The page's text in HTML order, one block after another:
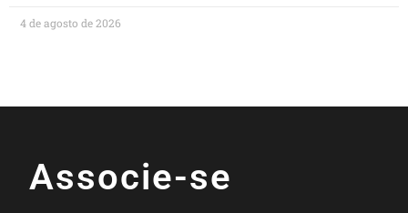
4 de agosto de 2026
Associe-se